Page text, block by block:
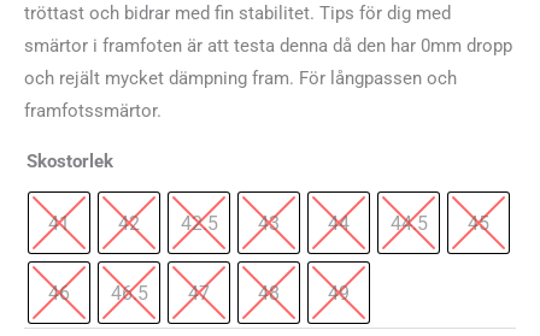
tröttast och bidrar med fin stabilitet. Tips för dig med
smärtor i framfoten är att testa denna då den har 0mm dropp
och rejält mycket dämpning fram. För långpassen och
framfotssmärtor.
Skostorlek
41 42 42.5 43 44 44.5 45
46 46.5 47 48 49